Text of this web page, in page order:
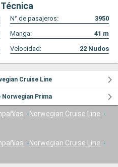
N° de pasajeros:
3950
Manga: 41 m
Velocidad: 22 Nudos
Cruise Line
Prima
Norwegian Cruise Line
Norwegian Cruise Line